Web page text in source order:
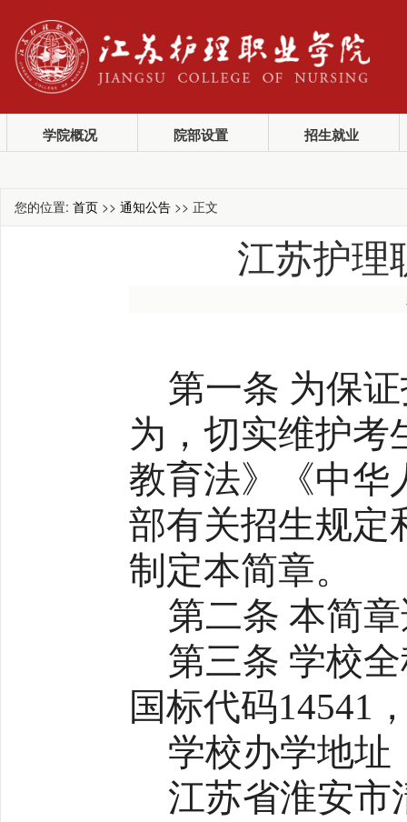
学院概况 院部设置 招生就业
您的位置: 首页 >> 通知公告 >> 正文
江苏护理
第一条 为保
为，切实维护考
教育法》《中华
部有关招生规定
制定本简章。
第二条 本简
第三条 学校
国标代码14541
学校办学地址
江苏省淮安市